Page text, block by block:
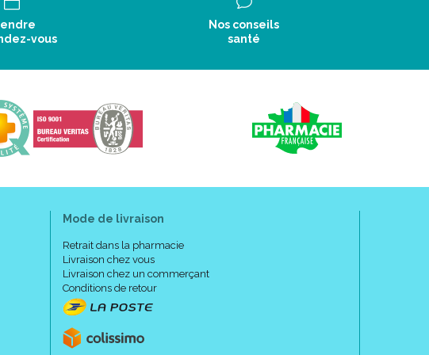
tout au long de la chaîne avec une logistique sans faille pour
de nos clients.
:
est certifiée ISO 22000.
effectue des contrôles à chacune des étapes de la
la réception de la matière première à l’ expédition de votre
la méthode HACCP qui identifie, évalue et maîtrise les
respecte quant à lui les Bonnes Pratiques de Fabrication
produits : innocuité, stabilité, compatibilité, …
qualité est régulièrement auditée pour vous assurer un
en toute confiance.
vous
Nos conseils
santé
Mode de livraison
Retrait dans la pharmacie
Livraison chez vous
Livraison chez un commerçant
Conditions de retour